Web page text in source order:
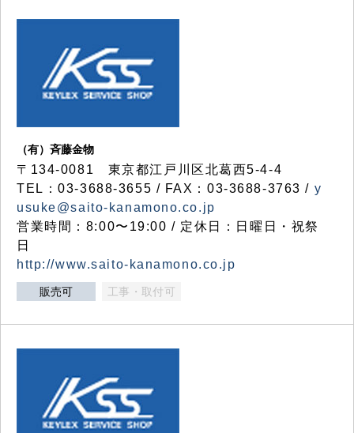
（有）斉藤金物
〒134-0081 東京都江戸川区北葛西5-4-4
TEL：03-3688-3655 / FAX：03-3688-3763 / y
usuke@saito-kanamono.co.jp
営業時間：8:00〜19:00 / 定休日：日曜日・祝祭
日
http://www.saito-kanamono.co.jp
販売可 工事・取付可